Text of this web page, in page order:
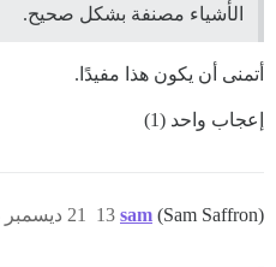
الأشياء مصنفة بشكل صحيح.
أتمنى أن يكون هذا مفيدًا.
إعجاب واحد (1)
sam (Sam Saffron) 21 ديسمبر 2023، 10:56ص 13